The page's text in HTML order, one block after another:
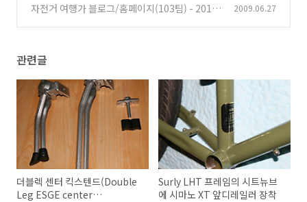
자전거 여행가 블로그/홈페이지(103팀) - 2017.
2009.06.27
관련글
더블렉 센터 킥스텐드(Double
Leg ESGE center
Surly LHT 프레임의 시트뉴브
에 시마노 XT 앞디레일러 장착